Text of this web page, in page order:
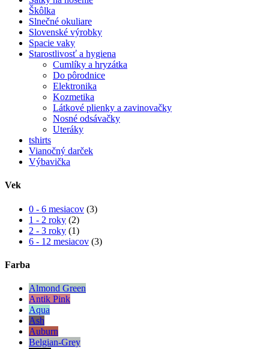
Škôlka
Slnečné okuliare
Slovenské výrobky
Spacie vaky
Starostlivosť a hygiena
Cumlíky a hryzátka
Do pôrodnice
Elektronika
Kozmetika
Látkové plienky a zavinovačky
Nosné odsávačky
Uteráky
tshirts
Vianočný darček
Výbavička
Vek
0 - 6 mesiacov (3)
1 - 2 roky (2)
2 - 3 roky (1)
6 - 12 mesiacov (3)
Farba
Almond Green
Antik Pink
Aqua
Ash
Auburn
Belgian-Grey